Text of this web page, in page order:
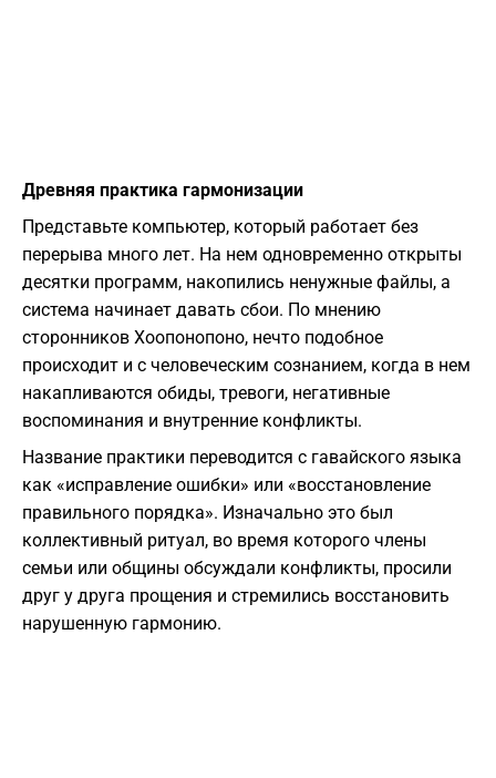
Древняя практика гармонизации
Представьте компьютер, который работает без
перерыва много лет. На нем одновременно открыты
десятки программ, накопились ненужные файлы, а
система начинает давать сбои. По мнению
сторонников Хоопонопоно, нечто подобное
происходит и с человеческим сознанием, когда в нем
накапливаются обиды, тревоги, негативные
воспоминания и внутренние конфликты.
Название практики переводится с гавайского языка
как «исправление ошибки» или «восстановление
правильного порядка». Изначально это был
коллективный ритуал, во время которого члены
семьи или общины обсуждали конфликты, просили
друг у друга прощения и стремились восстановить
нарушенную гармонию.